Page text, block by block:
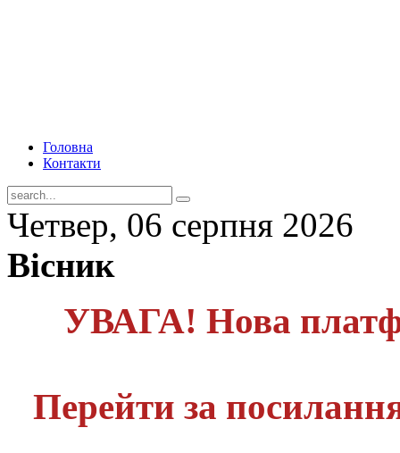
Головна
Контакти
Четвер, 06 серпня 2026
Вісник
УВАГА! Нова
Перейти за